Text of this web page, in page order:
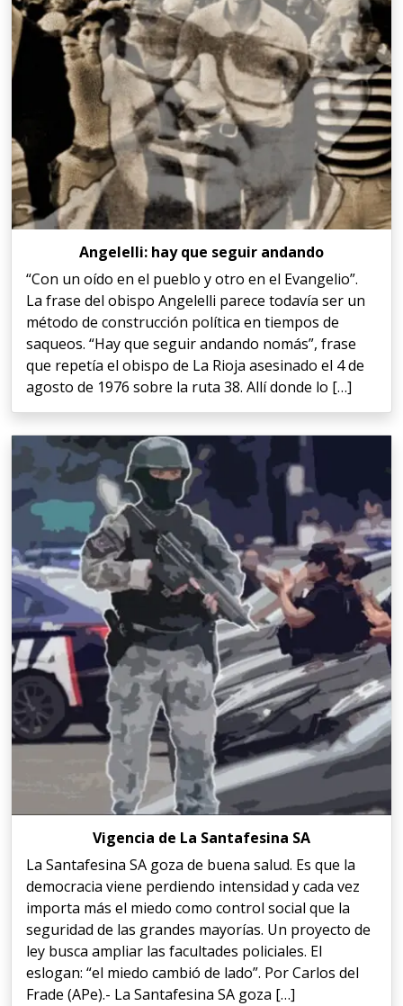
Angelelli: hay que seguir andando
“Con un oído en el pueblo y otro en el Evangelio”.
La frase del obispo Angelelli parece todavía ser un
método de construcción política en tiempos de
saqueos. “Hay que seguir andando nomás”, frase
que repetía el obispo de La Rioja asesinado el 4 de
agosto de 1976 sobre la ruta 38. Allí donde lo […]
Vigencia de La Santafesina SA
La Santafesina SA goza de buena salud. Es que la
democracia viene perdiendo intensidad y cada vez
importa más el miedo como control social que la
seguridad de las grandes mayorías. Un proyecto de
ley busca ampliar las facultades policiales. El
eslogan: “el miedo cambió de lado”. Por Carlos del
Frade (APe).- La Santafesina SA goza […]